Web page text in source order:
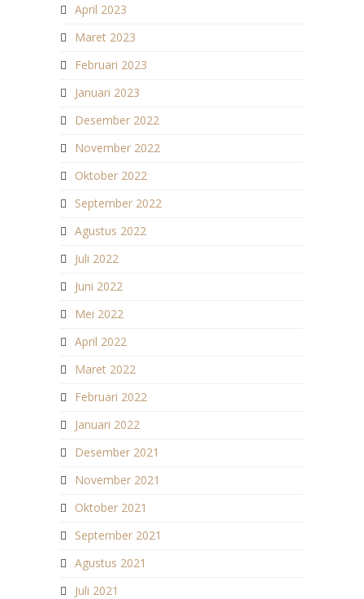
April 2023
Maret 2023
Februari 2023
Januari 2023
Desember 2022
November 2022
Oktober 2022
September 2022
Agustus 2022
Juli 2022
Juni 2022
Mei 2022
April 2022
Maret 2022
Februari 2022
Januari 2022
Desember 2021
November 2021
Oktober 2021
September 2021
Agustus 2021
Juli 2021